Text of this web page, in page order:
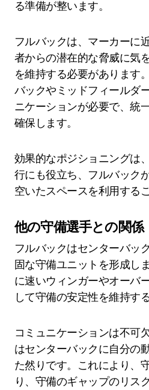
る準備が整います。
フルバックは、マーカーに
者からの潜在的な脅威に気
を維持する必要があります
バックやミッドフィールダ
ニケーションが必要で、統
確保します。
効果的なポジショニングは
行にも役立ち、フルバック
空いたスペースを利用する
他の守備選手との関係
フルバックはセンターバッ
固な守備ユニットを形成し
に速いウィンガーやオーバ
して守備の安定性を維持す
コミュニケーションは不可
はセンターバックに自分の
た然りです。これにより、
り、守備のギャップのリス